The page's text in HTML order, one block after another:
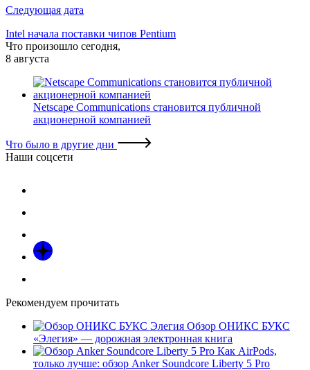
Следующая дата
Intel начала поставки чипов Pentium
Что произошло сегодня,
8 августа
Netscape Communications становится публичной
акционерной компанией
Что было в другие дни
Наши соцсети
Рекомендуем прочитать
Обзор ОНИКС БУКС
«Элегия» — дорожная электронная книга
Как AirPods,
только лучше: обзор Anker Soundcore Liberty 5 Pro